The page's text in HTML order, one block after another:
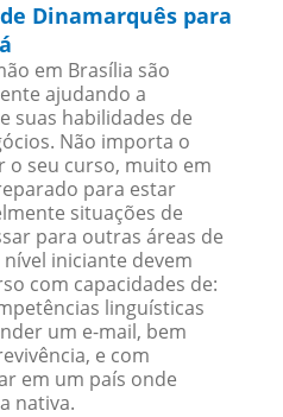
Dinamarquês para
em Brasília são
ajudando a
suas habilidades de
Não importa o
o seu curso, muito em
para estar
situações de
para outras áreas de
iniciante devem
com capacidades de:
linguísticas
um e-mail, bem
e com
em um país onde
nativa.